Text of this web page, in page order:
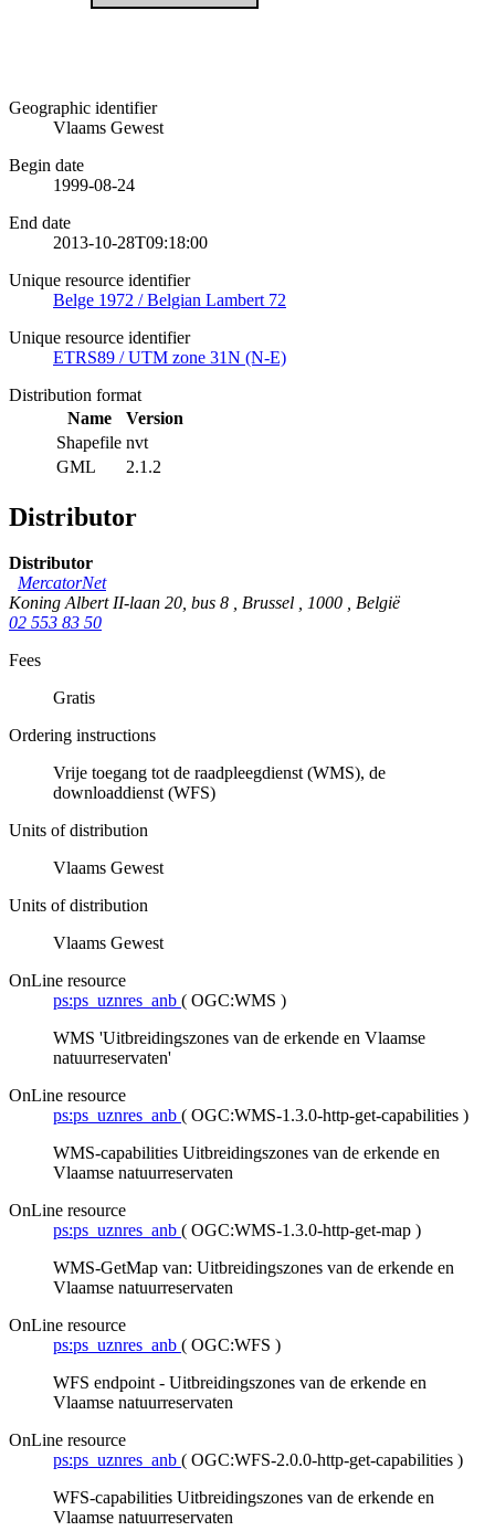
Geographic identifier
Vlaams Gewest
Begin date
1999-08-24
End date
2013-10-28T09:18:00
Unique resource identifier
Belge 1972 / Belgian Lambert 72
Unique resource identifier
ETRS89 / UTM zone 31N (N-E)
Distribution format
Name
Version
Shapefile nvt
GML
2.1.2
Distributor
Distributor
MercatorNet
Koning Albert II-laan 20, bus 8 , Brussel , 1000 , België
02 553 83 50
Fees
Gratis
Ordering instructions
Vrije toegang tot de raadpleegdienst (WMS), de
downloaddienst (WFS)
Units of distribution
Vlaams Gewest
Units of distribution
Vlaams Gewest
OnLine resource
ps:ps_uznres_anb ( OGC:WMS )
WMS 'Uitbreidingszones van de erkende en Vlaamse
natuurreservaten'
OnLine resource
ps:ps_uznres_anb ( OGC:WMS-1.3.0-http-get-capabilities )
WMS-capabilities Uitbreidingszones van de erkende en
Vlaamse natuurreservaten
OnLine resource
ps:ps_uznres_anb ( OGC:WMS-1.3.0-http-get-map )
WMS-GetMap van: Uitbreidingszones van de erkende en
Vlaamse natuurreservaten
OnLine resource
ps:ps_uznres_anb ( OGC:WFS )
WFS endpoint - Uitbreidingszones van de erkende en
Vlaamse natuurreservaten
OnLine resource
ps:ps_uznres_anb ( OGC:WFS-2.0.0-http-get-capabilities )
WFS-capabilities Uitbreidingszones van de erkende en
Vlaamse natuurreservaten